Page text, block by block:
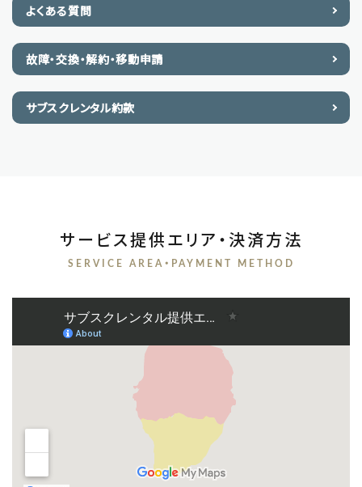
よくある質問
故障・交換・解約・移動申請
サブスクレンタル約款
サービス提供エリア・決済方法
SERVICE AREA・PAYMENT METHOD